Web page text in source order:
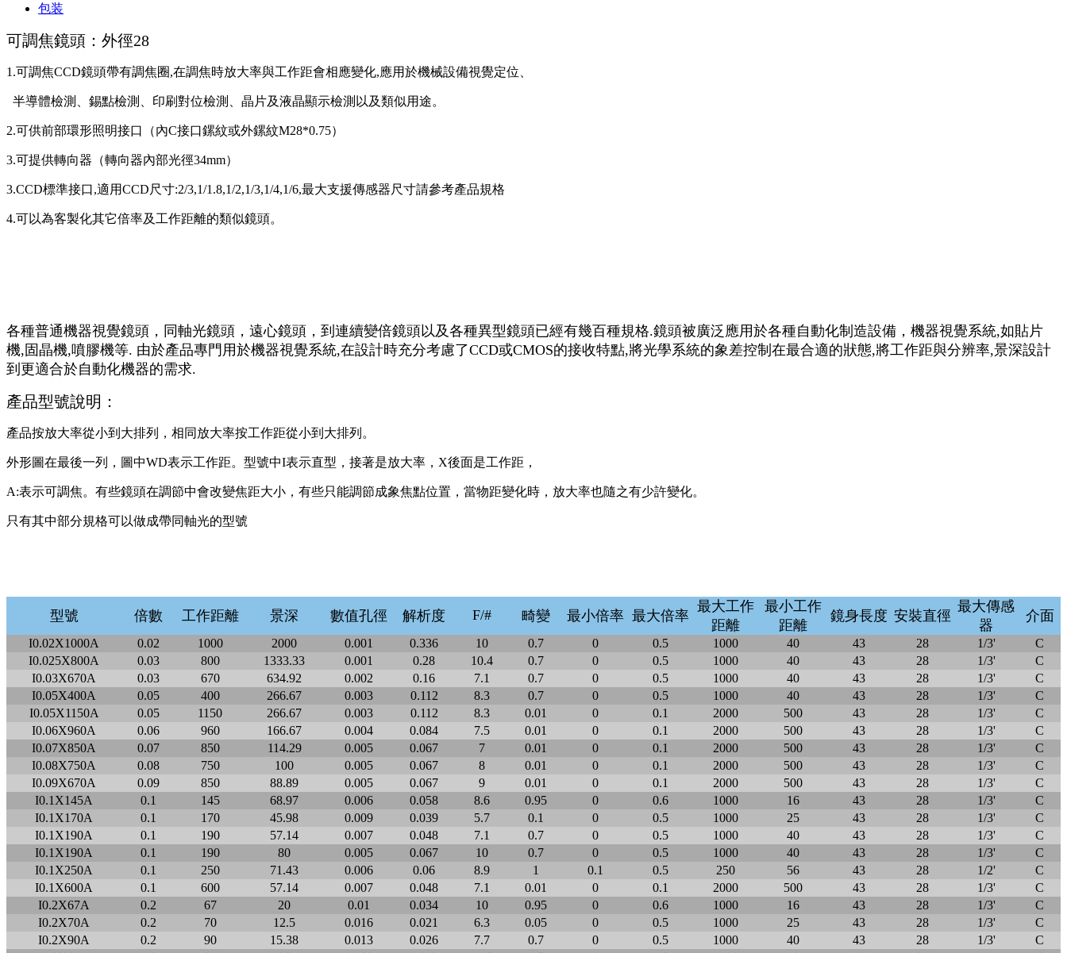
包装
可調焦鏡頭：外徑28
1.可調焦CCD鏡頭帶有調焦圈,在調焦時放大率與工作距會相應變化,應用於機械設備視覺定位、
半導體檢測、錫點檢測、印刷對位檢測、晶片及液晶顯示檢測以及類似用途。
2.可供前部環形照明接口（內C接口鏍紋或外鏍紋M28*0.75）
3.可提供轉向器（轉向器內部光徑34mm）
3.CCD標準接口,適用CCD尺寸:2/3,1/1.8,1/2,1/3,1/4,1/6,最大支援傳感器尺寸請參考產品規格
4.可以為客製化其它倍率及工作距離的類似鏡頭。
各種普通機器視覺鏡頭，同軸光鏡頭，遠心鏡頭，到連續變倍鏡頭以及各種異型鏡頭已經有幾百種規格.鏡頭被廣泛應用於各種自動化制造設備，機器視覺系統,如貼片
機,固晶機,噴膠機等. 由於產品專門用於機器視覺系統,在設計時充分考慮了CCD或CMOS的接收特點,將光學系統的象差控制在最合適的狀態,將工作距與分辨率,景深設計
到更適合於自動化機器的需求.
產品型號說明：
產品按放大率從小到大排列，相同放大率按工作距從小到大排列。
外形圖在最後一列，圖中WD表示工作距。型號中I表示直型，接著是放大率，X後面是工作距，
A:表示可調焦。有些鏡頭在調節中會改變焦距大小，有些只能調節成象焦點位置，當物距變化時，放大率也隨之有少許變化。
只有其中部分規格可以做成帶同軸光的型號
型號 倍數 工作距離 景深 數值孔徑 解析度 F/# 畸變 最小倍率 最大倍率
最大工作
距離
最小工作
距離
鏡身長度 安裝直徑
最大傳感
器
介面
I0.02X1000A 0.02 1000 2000 0.001 0.336 10 0.7 0 0.5 1000 40 43 28 1/3'
C
I0.025X800A
0.03 800 1333.33 0.001 0.28 10.4 0.7 0 0.5 1000 40 43 28 1/3'
C
I0.03X670A
0.03 670 634.92 0.002 0.16 7.1 0.7 0 0.5 1000 40 43 28 1/3'
C
I0.05X400A
0.05 400 266.67 0.003 0.112 8.3 0.7 0 0.5 1000 40 43 28 1/3'
C
I0.05X1150A
0.05 1150 266.67 0.003 0.112 8.3 0.01 0 0.1 2000 500 43 28 1/3'
C
I0.06X960A
0.06 960 166.67 0.004 0.084 7.5 0.01 0 0.1 2000 500 43 28 1/3'
C
I0.07X850A
0.07 850 114.29 0.005 0.067 7 0.01 0 0.1 2000 500 43 28 1/3'
C
I0.08X750A
0.08 750 100 0.005 0.067 8 0.01 0 0.1 2000 500 43 28 1/3'
C
I0.09X670A
0.09 850 88.89 0.005 0.067 9 0.01 0 0.1 2000 500 43 28 1/3'
C
I0.1X145A
0.1 145 68.97 0.006 0.058 8.6 0.95 0 0.6 1000 16 43 28 1/3'
C
I0.1X170A
0.1 170 45.98 0.009 0.039 5.7 0.1 0 0.5 1000 25 43 28 1/3'
C
I0.1X190A
0.1 190 57.14 0.007 0.048 7.1 0.7 0 0.5 1000 40 43 28 1/3'
C
I0.1X190A
0.1 190 80 0.005 0.067 10 0.7 0 0.5 1000 40 43 28 1/3'
C
I0.1X250A
0.1 250 71.43 0.006 0.06 8.9 1 0.1 0.5 250 56 43 28 1/2'
C
I0.1X600A
0.1 600 57.14 0.007 0.048 7.1 0.01 0 0.1 2000 500 43 28 1/3'
C
I0.2X67A
0.2 67 20 0.01 0.034 10 0.95 0 0.6 1000 16 43 28 1/3'
C
I0.2X70A
0.2 70 12.5 0.016 0.021 6.3 0.05 0 0.5 1000 25 43 28 1/3'
C
I0.2X90A
0.2 90 15.38 0.013 0.026 7.7 0.7 0 0.5 1000 40 43 28 1/3'
C